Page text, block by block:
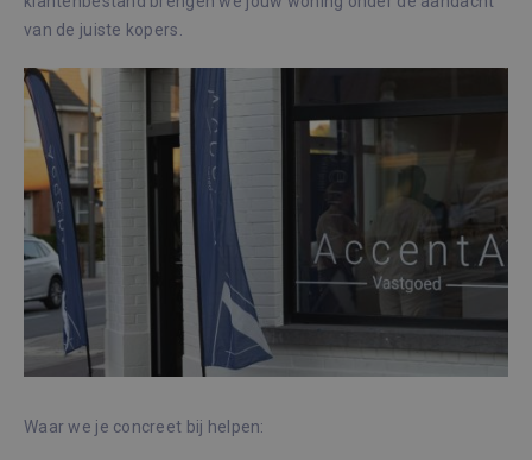
van de juiste kopers.
Waar we je concreet bij helpen: